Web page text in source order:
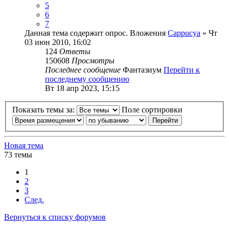
5
6
7
Данная тема содержит опрос. Вложения Cappucya » Чт
03 июн 2010, 16:02
124 Ответы
150608 Просмотры
Последнее сообщение Фантазиум Перейти к
последнему сообщению
Вт 18 апр 2023, 15:15
Показать темы за: Поле сортировки
Новая тема
73 темы
1
2
3
След.
Вернуться к списку форумов